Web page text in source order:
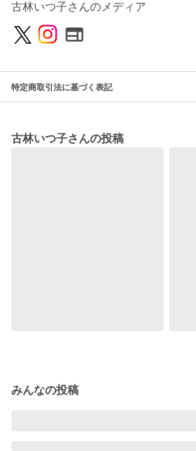
古林いつ子さんのメディア
特定商取引法に基づく表記
古林いつ子さんの投稿
みんなの投稿